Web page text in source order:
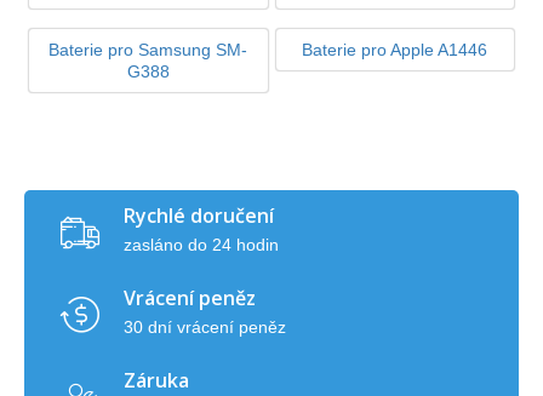
Baterie pro Samsung SM-
G388
Baterie pro Apple A1446
Rychlé doručení
zasláno do 24 hodin
Vrácení peněz
30 dní vrácení peněz
Záruka